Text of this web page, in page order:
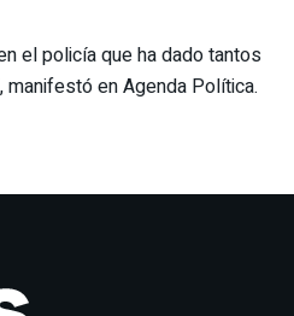
el policía que ha dado tantos
manifestó en Agenda Política.